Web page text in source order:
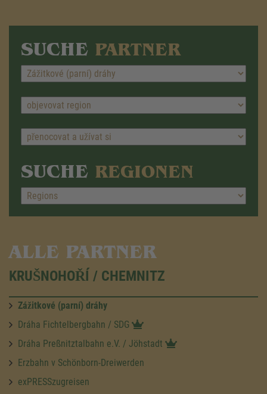
SUCHE PARTNER
SUCHE REGIONEN
ALLE PARTNER
KRUŠNOHOŘÍ / CHEMNITZ
Zážitkové (parní) dráhy
Dráha Fichtelbergbahn / SDG
Dráha Preßnitztalbahn e.V. / Jöhstadt
Erzbahn v Schönborn-Dreiwerden
exPRESSzugreisen